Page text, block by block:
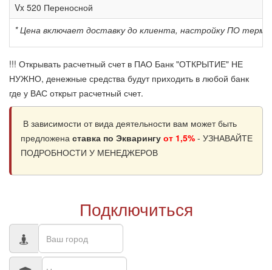
Vx 520 Переносной
* Цена включает доставку до клиента, настройку ПО
!!! Открывать расчетный счет в ПАО Банк "ОТКРЫТИЕ" НЕ
НУЖНО, денежные средства будут приходить в любой банк
где у ВАС открыт расчетный счет.
В зависимости от вида деятельности вам может быть
предложена ставка по Экварингу от 1,5% - УЗНАВАЙТЕ
ПОДРОБНОСТИ У МЕНЕДЖЕРОВ
Подключиться